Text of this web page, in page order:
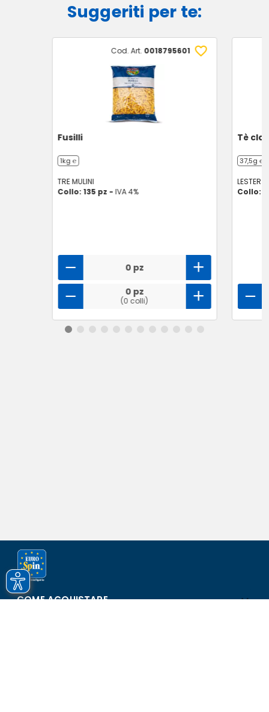
Suggeriti per te:
Cod. Art. 0018795601
Fusilli
1kg ℮
TRE MULINI
Collo: 135 pz - IVA 4%
0 pz
0 pz
(0 colli)
Tè
37,5g ℮
LESTER
Collo:
COME ACQUISTARE